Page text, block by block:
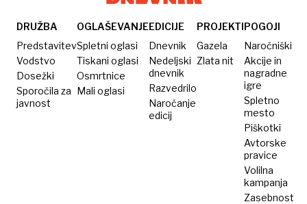
DRUŽBA
Predstavitev
Vodstvo
Dosežki
Sporočila za
javnost
OGLAŠEVANJE
Spletni oglasi
Tiskani oglasi
Osmrtnice
Mali oglasi
EDICIJE
Dnevnik
Nedeljski
dnevnik
Razvedrilo
Naročanje
edicij
PROJEKTI
Gazela
Zlata nit
POGOJI
Naročniški
Akcije in
nagradne
igre
Spletno
mesto
Piškotki
Avtorske
pravice
Volilna
kampanja
Zasebnost